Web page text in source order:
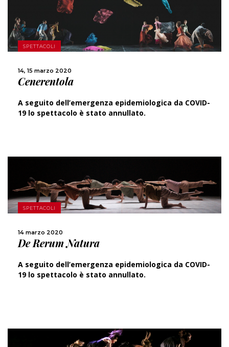
SPETTACOLI
14, 15 marzo 2020
Cenerentola
A seguito dell’emergenza epidemiologica da COVID-
19 lo spettacolo è stato annullato.
SCOPRI DI PIÙ
SPETTACOLI
14 marzo 2020
De Rerum Natura
A seguito dell’emergenza epidemiologica da COVID-
19 lo spettacolo è stato annullato.
SCOPRI DI PIÙ
CONDIVIDI